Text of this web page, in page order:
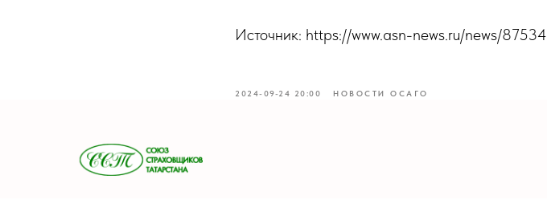
Источник: https://www.asn-news.ru/news/87534
2024-09-24 20:00 НОВОСТИ ОСАГО